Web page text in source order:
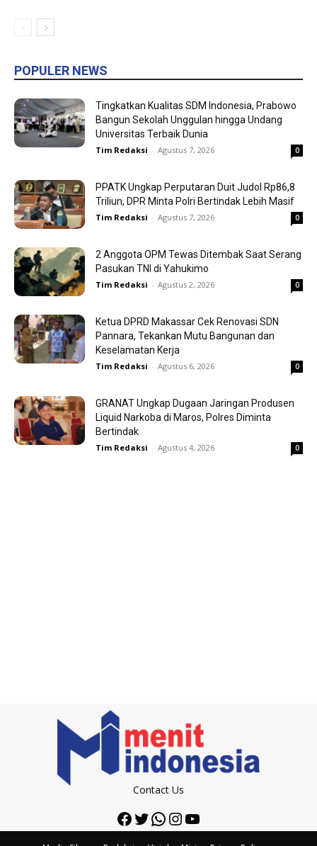
POPULER NEWS
Tingkatkan Kualitas SDM Indonesia, Prabowo
Bangun Sekolah Unggulan hingga Undang
Universitas Terbaik Dunia
Tim Redaksi - Agustus 7, 2026 0
PPATK Ungkap Perputaran Duit Judol Rp86,8
Triliun, DPR Minta Polri Bertindak Lebih Masif
Tim Redaksi - Agustus 7, 2026 0
2 Anggota OPM Tewas Ditembak Saat Serang
Pasukan TNI di Yahukimo
Tim Redaksi - Agustus 2, 2026 0
Ketua DPRD Makassar Cek Renovasi SDN
Pannara, Tekankan Mutu Bangunan dan
Keselamatan Kerja
Tim Redaksi - Agustus 6, 2026 0
GRANAT Ungkap Dugaan Jaringan Produsen
Liquid Narkoba di Maros, Polres Diminta
Bertindak
Tim Redaksi - Agustus 4, 2026 0
Contact Us
Facebook
Twitter
WhatsApp
Instagram
YouTube